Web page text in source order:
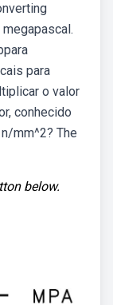
para
o valor
conhecido
mm^2? The
below.